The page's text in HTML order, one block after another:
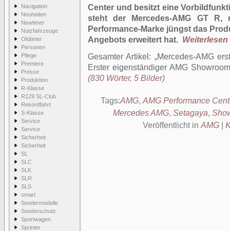
Navigation
Neuheiten
Newtimer
Nutzfahrzeuge
Oldtimer
Personen
Pflege
Premiere
Presse
Produktion
R-Klasse
R129 SL-Club
Rekordfahrt
S-Klasse
Service
Service
Sicherheit
Sicherheit
SL
SLC
SLK
SLR
SLS
smart
Sondermodelle
Sonderschutz
Sportwagen
Sprinter
Center und besitzt eine
steht der Mercedes-AMG GT
Performance-Marke jüngst das
Angebots erweitert hat. Weiterlesen
Gesamter Artikel:
Mercedes-AMG
Erster eigenständiger AMG
(830 Wörter, 5 Bilder)
Tags:AMG, AMG Performance
Mercedes AMG, Setagaya,
Veröffentlicht in AMG|